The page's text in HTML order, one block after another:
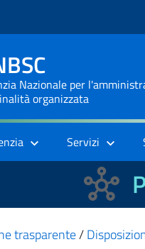
Nazionale per
organizzata
Servizi
trasparente/